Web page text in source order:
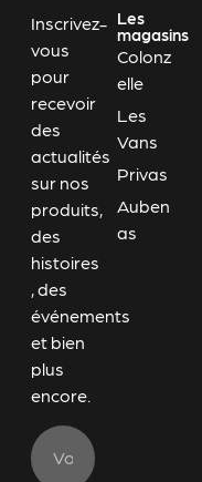
Inscrivez-
vous
pour
recevoir
des
actualités
sur nos
produits,
des
histoires
, des
événements
et bien
plus
encore.
Les
magasins
Colonz
elle
Les
Vans
Privas
Auben
as